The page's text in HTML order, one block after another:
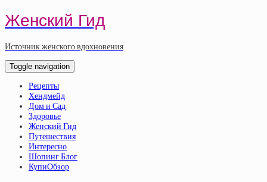
Женский Гид
Источник женского вдохновения
Toggle navigation
Рецепты
Хендмейд
Дом и Сад
Здоровье
Женский Гид
Путешествия
Интересно
Шопинг Блог
КупиОбзор